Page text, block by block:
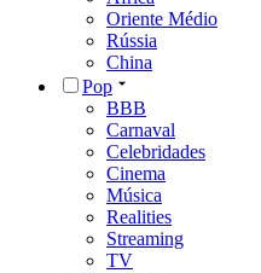
Oriente Médio
Rússia
China
Pop
BBB
Carnaval
Celebridades
Cinema
Música
Realities
Streaming
TV